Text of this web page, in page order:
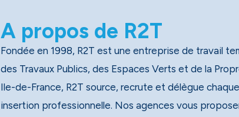
A propos de R2T
Fondée en 1998, R2T est une entreprise de travail
des Travaux Publics, des Espaces Verts et de la Propreté. S’appuyant sur un réseau national de 40 agences,
Ile-de-France, R2T source, recrute et délègue
insertion professionnelle. Nos agences vous